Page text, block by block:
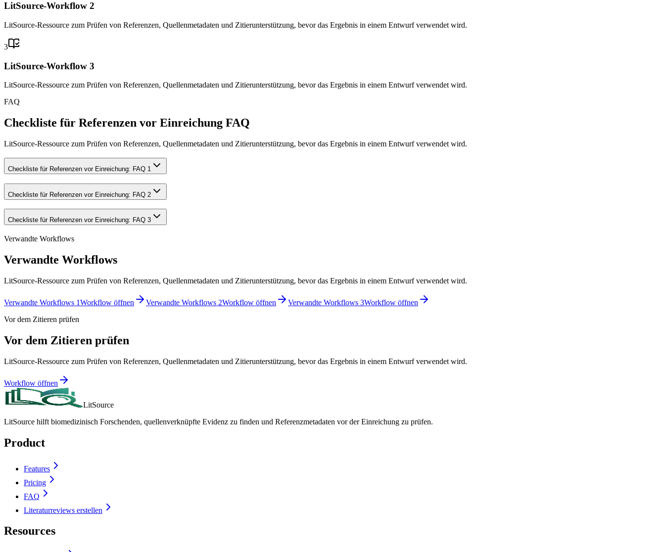
LitSource-Workflow 2
LitSource-Ressource zum Prüfen von Referenzen, Quellenmetadaten und Zitierunterstützung, bevor das Ergebnis in einem Entwurf verwendet wird.
3
LitSource-Workflow 3
LitSource-Ressource zum Prüfen von Referenzen, Quellenmetadaten und Zitierunterstützung, bevor das Ergebnis in einem Entwurf verwendet wird.
FAQ
Checkliste für Referenzen vor Einreichung FAQ
LitSource-Ressource zum Prüfen von Referenzen, Quellenmetadaten und Zitierunterstützung, bevor das Ergebnis in einem Entwurf verwendet wird.
Checkliste für Referenzen vor Einreichung: FAQ 1
Checkliste für Referenzen vor Einreichung: FAQ 2
Checkliste für Referenzen vor Einreichung: FAQ 3
Verwandte Workflows
Verwandte Workflows
LitSource-Ressource zum Prüfen von Referenzen, Quellenmetadaten und Zitierunterstützung, bevor das Ergebnis in einem Entwurf verwendet wird.
Verwandte Workflows 1Workflow öffnen Verwandte Workflows 2Workflow öffnen Verwandte Workflows 3Workflow öffnen
Vor dem Zitieren prüfen
Vor dem Zitieren prüfen
LitSource-Ressource zum Prüfen von Referenzen, Quellenmetadaten und Zitierunterstützung, bevor das Ergebnis in einem Entwurf verwendet wird.
Workflow öffnen
LitSource
LitSource hilft biomedizinisch Forschenden, quellenverknüpfte Evidenz zu finden und Referenzmetadaten vor der Einreichung zu prüfen.
Product
Features
Pricing
FAQ
Literaturreviews erstellen
Resources